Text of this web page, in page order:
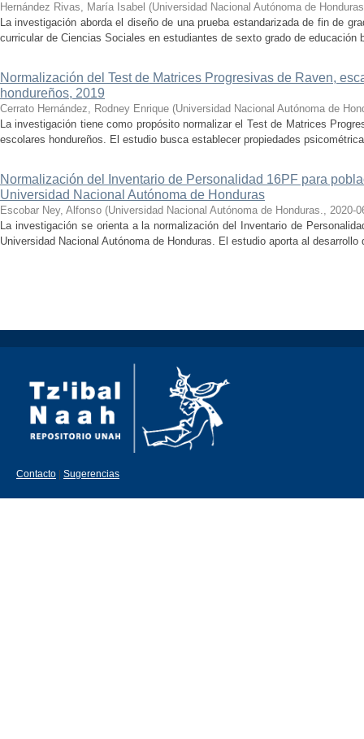
Hernández Rivas, María Isabel (Universidad Nacional Autónoma de
La investigación aborda el diseño de una prueba estandarizada de fin de
curricular de Ciencias Sociales en estudiantes de sexto grado de educación
Normalización del Test de Matrices Progresivas de Raven,
hondureños, 2019
Cerrato Hernández, Rodney Enrique (Universidad Nacional Autónoma de
La investigación tiene como propósito normalizar el Test de Matrices
escolares hondureños. El estudio busca establecer propiedades
Normalización del Inventario de Personalidad 16PF para
Universidad Nacional Autónoma de Honduras
Escobar Ney, Alfonso (Universidad Nacional Autónoma de Honduras., 2020-
La investigación se orienta a la normalización del Inventario de
Universidad Nacional Autónoma de Honduras. El estudio aporta al
Contacto Sugerencias